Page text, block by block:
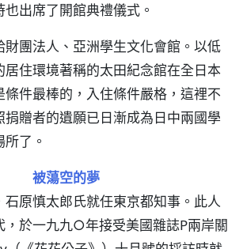
出席了開館典禮儀式。
財團法人、亞洲學生文化會館。以低
居住環境著稱的太田紀念館在全日本
條件最棒的，入住條件嚴格，這裡不
捐贈者的遺願已日漸成為日中兩國學
了。
被蕩空的夢
原慎太郎氏就任東京都知事。此人
，於一九九○年接受美國雜誌P兩岸關